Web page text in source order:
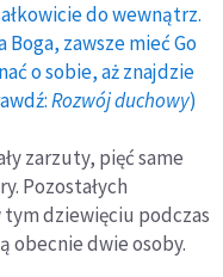
do wewnątrz.
zawsze mieć Go
o sobie, aż znajdzie
Rozwój duchowy)
zarzuty, pięć same
Pozostałych
dziewięciu podczas
obecnie dwie osoby.